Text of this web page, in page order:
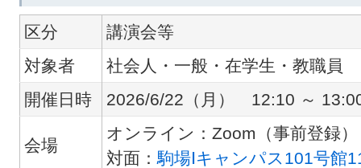
区分
講演会等
対象者
社会人・一般・在学生・教職員
開催日時
2026/6/22（月） 12:10 ～
会場
オンライン：Zoom（事前登録）
対面：駒場Ⅰキャンパス101号館